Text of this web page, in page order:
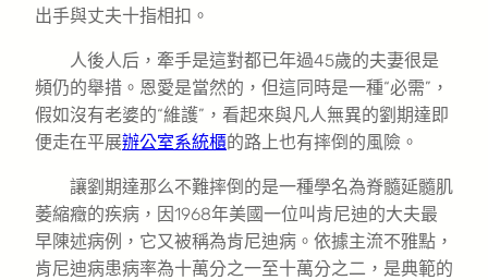
出手與丈夫十指相扣。
人後人后，牽手是這對都已年過45歲的夫妻很是
頻仍的舉措。恩愛是當然的，但這同時是一種“必需”，
假如沒有老婆的“維護”，看起來與凡人無異的劉期達即
便走在平展辦公室系統櫃的路上也有摔倒的風險。
讓劉期達那么不難摔倒的是一種學名為脊髓延髓肌
萎縮癥的疾病，因1968年美國一位叫肯尼迪的大夫最
早陳述病例，它又被稱為肯尼迪病。依據主流不雅點，
肯尼迪病患病率為十萬分之一至十萬分之二，是典範的